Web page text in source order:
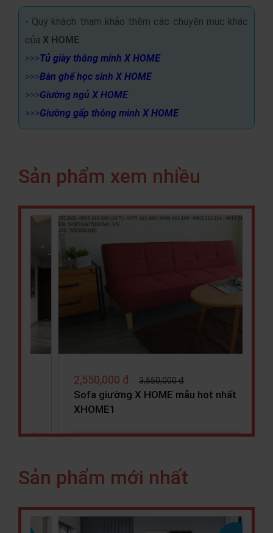
- Quý khách tham khảo thêm các chuyên mục khác
của X HOME:
>>>Tủ giày thông minh X HOME
>>>Bàn ghế học sinh X HOME
>>>Giường ngủ X HOME
>>>Giường gấp thông minh X HOME
Sản phẩm xem nhiều
3,750,000 đ 3,980,000 đ
Sofa Mliving X HOME Ha Noi SF6801
Sản phẩm mới nhất